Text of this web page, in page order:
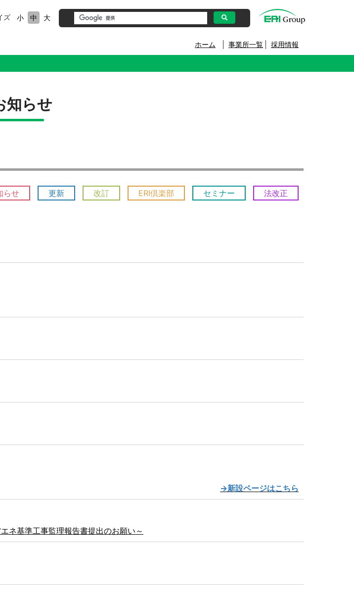
ズ 小 中 大
ホーム 事業所一覧 採用情報
知らせ
らせ 更新 改訂 ERI倶楽部 セミナー 法改正
→新設ページはこちら
ネ基準工事監理報告書提出のお願い～